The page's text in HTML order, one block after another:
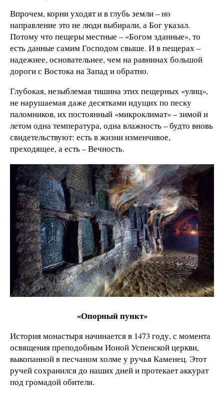
Впрочем, корни уходят и в глубь земли – но
направление это не люди выбирали, а Бог указал.
Потому что пещеры местные – «Богом зданные», то
есть данные самим Господом свыше. И в пещерах –
надежнее, основательнее, чем на равнинах большой
дороги с Востока на Запад и обратно.
Глубокая, незыблемая тишина этих пещерных «улиц»,
не нарушаемая даже десятками идущих по песку
паломников, их постоянный «микроклимат» – зимой и
летом одна температура, одна влажность – будто вновь
свидетельствуют: есть в жизни изменчивое,
преходящее, а есть – Вечность.
«Опорный пункт»
История монастыря начинается в 1473 году, с момента
освящения преподобным Ионой Успенской церкви,
выкопанной в песчаном холме у ручья Каменец. Этот
ручей сохранился до наших дней и протекает аккурат
под громадой обители.